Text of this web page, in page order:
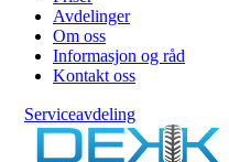
Avdelinger
Om oss
Informasjon og råd
Kontakt oss
Serviceavdeling